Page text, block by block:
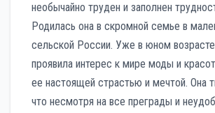
необычайно труден и заполнен
Родилась она в скромной семье в
сельской России. Уже в юном возрасте
проявила интерес к мире моды и
ее настоящей страстью и мечтой. Она
что несмотря на все преграды и